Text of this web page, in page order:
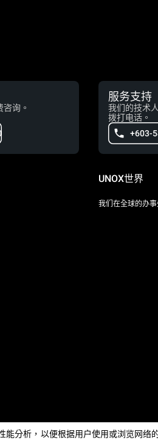
询。
服务支持
我们的技术
拨打电话。
+603-
UNOX世界
我们在全球的办事
分析，以便根据用户使用或浏览网